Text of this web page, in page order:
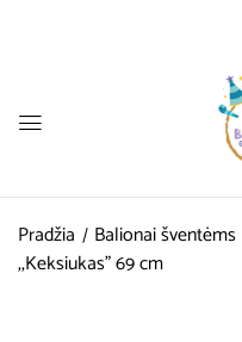
Pradžia Balionai šventėms
,,Keksiukas” 69 cm